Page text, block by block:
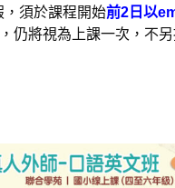
，須於課程開始前2日以
仍將視為上課一次，不